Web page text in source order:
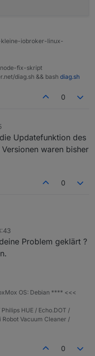
iobroker-linux-
fix-skript
diag.sh && bash diag.sh
0
Updatefunktion des
waren bisher
0
wird nicht gefunden.
Problem geklärt ?
OS: Debian **** <<<
HUE / Echo.DOT /
Vacuum Cleaner /
0